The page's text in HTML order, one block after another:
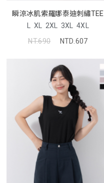
瞬涼冰肌索羅娜泰迪刺繡TEE
L XL 2XL 3XL 4XL
NT.690
NTD.607